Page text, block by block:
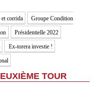
et corrida Groupe Condition
Présidentielle 2022
Ex-torera investie !
TOUR